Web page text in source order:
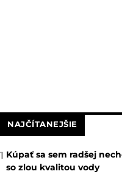
NAJČÍTANEJŠIE
1 Kúpať sa sem radšej
so zlou kvalitou vody